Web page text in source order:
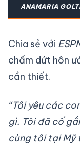
ANAMARIA
Chia sẻ với
chấm dứt hôn
cần thiết.
“Tôi yêu các
gì. Tôi đã cố
cùng tôi tại Mỹ